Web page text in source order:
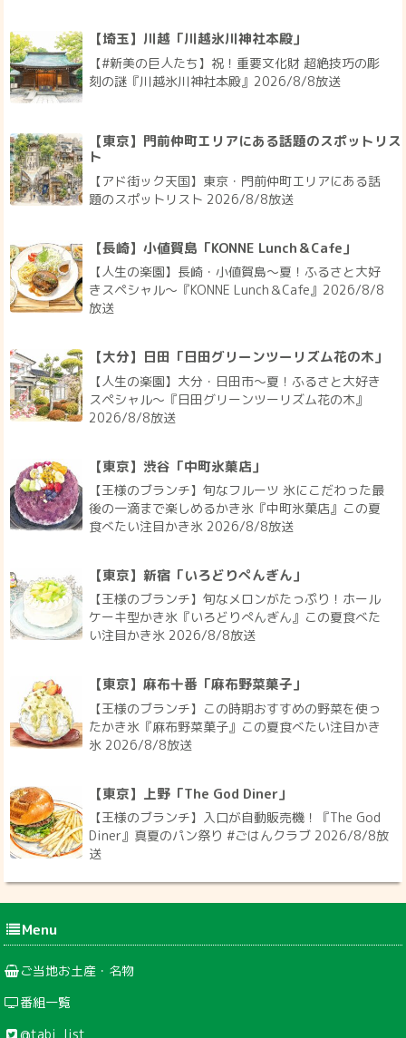
【埼玉】川越「川越氷川神社本殿」
【#新美の巨人たち】祝！重要文化財 超絶技巧の彫
刻の謎『川越氷川神社本殿』2026/8/8放送
【東京】門前仲町エリアにある話題のスポットリス
ト
【アド街ック天国】東京・門前仲町エリアにある話
題のスポットリスト 2026/8/8放送
【長崎】小値賀島「KONNE Lunch＆Cafe」
【人生の楽園】長崎・小値賀島～夏！ふるさと大好
きスペシャル～『KONNE Lunch＆Cafe』2026/8/8
放送
【大分】日田「日田グリーンツーリズム花の木」
【人生の楽園】大分・日田市～夏！ふるさと大好き
スペシャル～『日田グリーンツーリズム花の木』
2026/8/8放送
【東京】渋谷「中町氷菓店」
【王様のブランチ】旬なフルーツ 氷にこだわった最
後の一滴まで楽しめるかき氷『中町氷菓店』この夏
食べたい注目かき氷 2026/8/8放送
【東京】新宿「いろどりぺんぎん」
【王様のブランチ】旬なメロンがたっぷり！ホール
ケーキ型かき氷『いろどりぺんぎん』この夏食べた
い注目かき氷 2026/8/8放送
【東京】麻布十番「麻布野菜菓子」
【王様のブランチ】この時期おすすめの野菜を使っ
たかき氷『麻布野菜菓子』この夏食べたい注目かき
氷 2026/8/8放送
【東京】上野「The God Diner」
【王様のブランチ】入口が自動販売機！『The God
Diner』真夏のパン祭り #ごはんクラブ 2026/8/8放
送
Menu
ご当地お土産・名物
番組一覧
@tabi_list